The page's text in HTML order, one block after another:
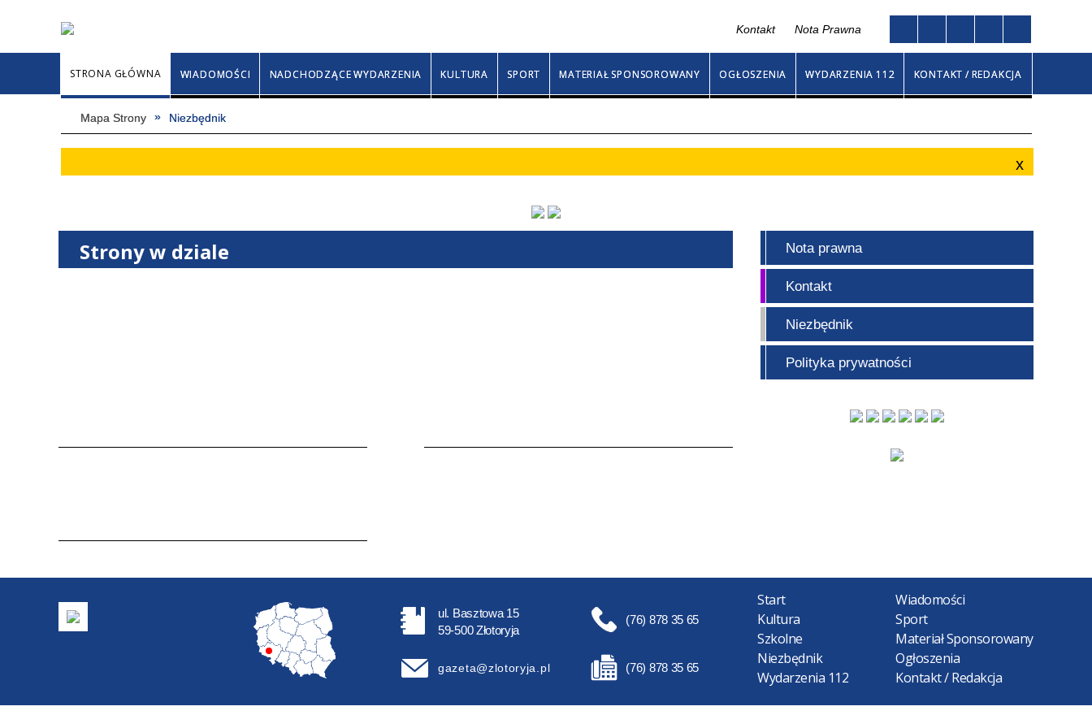
Kontakt Nota Prawna
Niedziela, 9 sierpnia 2026 Klary, Romana, Rozyny
STRONA GŁÓWNA WIADOMOŚCI NADCHODZĄCE WYDARZENIA KULTURA SPORT MATERIAŁ SPONSOROWANY OGŁOSZENIA WYDARZENIA 112 KONTAKT / REDAKCJA
Mapa Strony Niezbędnik
Strony w dziale Nota prawna
Kontakt
Niezbędnik
Polityka prywatności
ul. Basztowa 15
59-500 Złotoryja
gazeta@zlotoryja.pl
(76) 878 35 65
(76) 878 35 65
Start
Wiadomości
Kultura
Sport
Szkolne
Materiał Sponsorowany
Niezbędnik
Ogłoszenia
Wydarzenia 112
Kontakt / Redakcja